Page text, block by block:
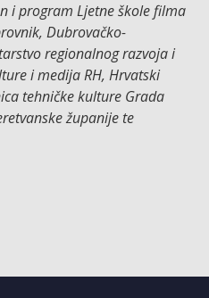
i program Ljetne škole filma
Dubrovačko-
regionalnog razvoja i
i medija RH, Hrvatski
tehničke kulture Grada
županije te